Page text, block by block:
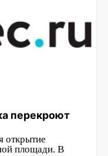
перекроют
открытие
площади. В